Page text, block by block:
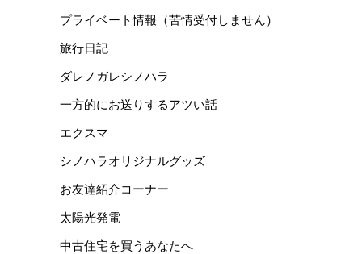
プライベート情報（苦情受付しません）
旅行日記
ダレノガレシノハラ
一方的にお送りするアツい話
エクスマ
シノハラオリジナルグッズ
お友達紹介コーナー
太陽光発電
中古住宅を買うあなたへ